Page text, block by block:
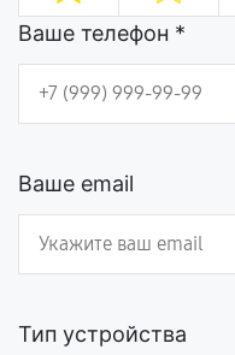
Ваше телефон *
Ваше email
Тип устройства